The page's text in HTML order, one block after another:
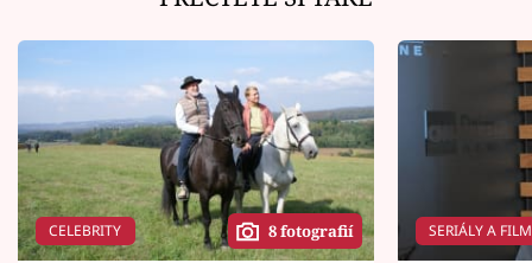
CELEBRITY 8 fotografií SERIÁLY A